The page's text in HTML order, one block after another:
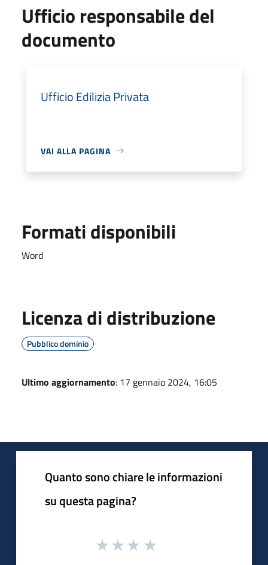
Ufficio responsabile del
documento
Ufficio Edilizia Privata
VAI ALLA PAGINA
Formati disponibili
Word
Licenza di distribuzione
Pubblico dominio
Ultimo aggiornamento: 17 gennaio 2024, 16:05
Quanto sono chiare le informazioni
su questa pagina?